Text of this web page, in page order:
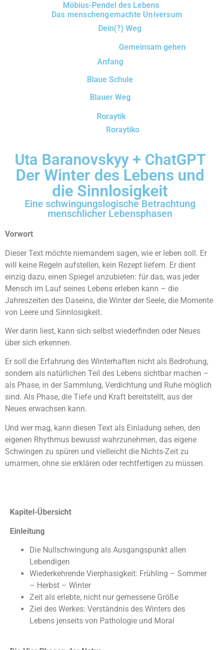
Möbius-Pendel des Lebens
Das menschengemachte Universum
Dein(?) Weg
Gemeinsam gehen
Anfang
Blaue Schule
Blauer Weg
Roraytik
Roraytiko
Uta Baranovskyy + ChatGPT
Der Winter des Lebens und
die Sinnlosigkeit
Eine schwingungslogische Betrachtung
menschlicher Lebensphasen
Vorwort
Dieser Text möchte niemandem sagen, wie er leben soll. Er
will keine Regeln aufstellen, kein Rezept liefern. Er dient
einzig dazu, einen Spiegel anzubieten: für das, was jeder
Mensch im Lauf seines Lebens erleben kann – die
Jahreszeiten des Daseins, die Winter der Seele, die Momente
von Leere und Sinnlosigkeit.
Wer darin liest, kann sich selbst wiederfinden oder Neues
über sich erkennen.
Er soll die Erfahrung des Winterhaften nicht als Bedrohung,
sondern als natürlichen Teil des Lebens sichtbar machen –
als Phase, in der Sammlung, Verdichtung und Ruhe möglich
sind. Als Phase, die Tiefe und Kraft bereitstellt, aus der
Neues erwachsen kann.
Und wer mag, kann diesen Text als Einladung sehen, den
eigenen Rhythmus bewusst wahrzunehmen, das eigene
Schwingen zu spüren und vielleicht die Nichts-Zeit zu
umarmen, ohne sie erklären oder rechtfertigen zu müssen.
Kapitel-Übersicht
Einleitung
Die Nullschwingung als Ausgangspunkt allen
Lebendigen
Wiederkehrende Vierphasigkeit: Frühling – Sommer
– Herbst – Winter
Zeit als erlebte, nicht nur gemessene Größe
Ziel des Werkes: Verständnis des Winters des
Lebens jenseits von Pathologie und Moral